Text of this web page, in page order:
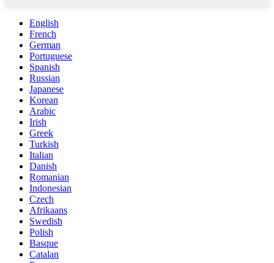
English
French
German
Portuguese
Spanish
Russian
Japanese
Korean
Arabic
Irish
Greek
Turkish
Italian
Danish
Romanian
Indonesian
Czech
Afrikaans
Swedish
Polish
Basque
Catalan